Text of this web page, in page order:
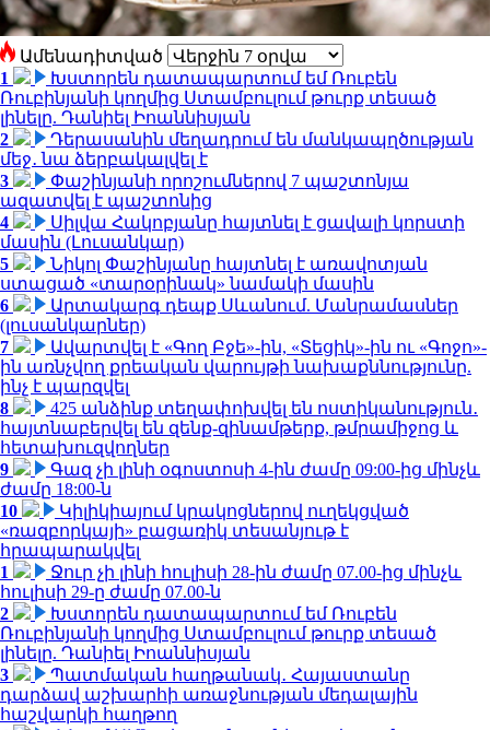
Ամենադիտված
1
Խստորեն դատապարտում եմ Ռուբեն
Ռուբինյանի կողմից Ստամբուլում թուրք տեսած
լինելը. Դանիել Իոաննիսյան
2
Դերասանին մեղադրում են մանկապղծության
մեջ․ նա ձերբակալվել է
3
Փաշինյանի որոշումներով 7 պաշտոնյա
ազատվել է պաշտոնից
4
Սիլվա Հակոբյանը հայտնել է ցավալի կորստի
մասին (Լուսանկար)
5
Նիկոլ Փաշինյանը հայտնել է առավոտյան
ստացած «տարօրինակ» նամակի մասին
6
Արտակարգ դեպք Սևանում. Մանրամասներ
(լուսանկարներ)
7
Ավարտվել է «Գող Բջե»-ին, «Տեցիկ»-ին ու «Գոջո»-
ին առնչվող քրեական վարույթի նախաքննությունը.
ինչ է պարզվել
8
425 անձինք տեղափոխվել են ոստիկանություն․
հայտնաբերվել են զենք-զինամթերք, թմրամիջոց և
հետախուզվողներ
9
Գազ չի լինի օգոստոսի 4-ին ժամը 09:00-ից մինչև
ժամը 18:00-ն
10
Կիլիկիայում կրակոցներով ուղեկցված
«ռազբորկայի» բացառիկ տեսանյութ է
հրապարակվել
1
Ջուր չի լինի հուլիսի 28-ին ժամը 07.00-ից մինչև
հուլիսի 29-ը ժամը 07.00-ն
2
Խստորեն դատապարտում եմ Ռուբեն
Ռուբինյանի կողմից Ստամբուլում թուրք տեսած
լինելը. Դանիել Իոաննիսյան
3
Պատմական հաղթանակ․ Հայաստանը
դարձավ աշխարհի առաջնության մեդալային
հաշվարկի հաղթող